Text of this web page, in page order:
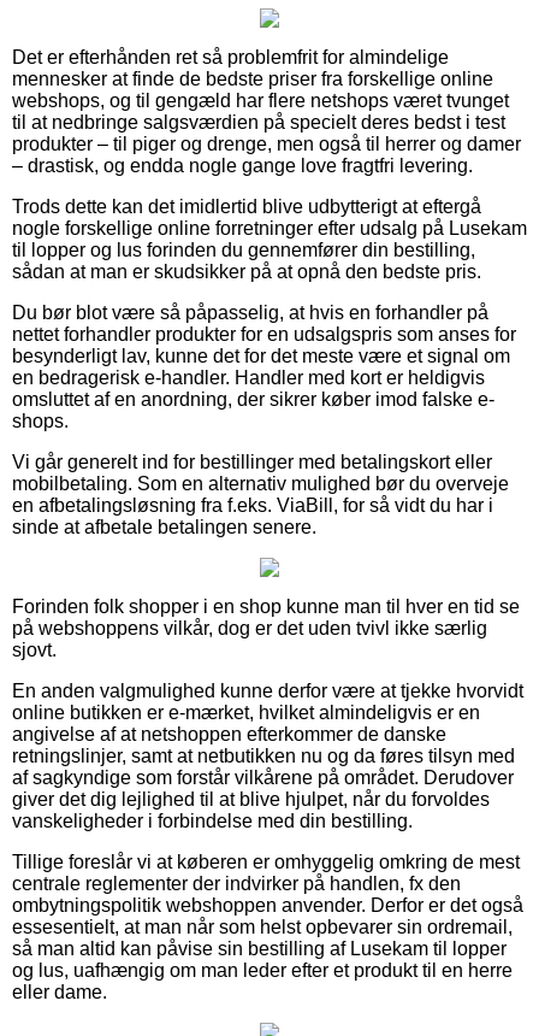
Det er efterhånden ret så problemfrit for almindelige
mennesker at finde de bedste priser fra forskellige online
webshops, og til gengæld har flere netshops været tvunget
til at nedbringe salgsværdien på specielt deres bedst i test
produkter – til piger og drenge, men også til herrer og damer
– drastisk, og endda nogle gange love fragtfri levering.
Trods dette kan det imidlertid blive udbytterigt at eftergå
nogle forskellige online forretninger efter udsalg på Lusekam
til lopper og lus forinden du gennemfører din bestilling,
sådan at man er skudsikker på at opnå den bedste pris.
Du bør blot være så påpasselig, at hvis en forhandler på
nettet forhandler produkter for en udsalgspris som anses for
besynderligt lav, kunne det for det meste være et signal om
en bedragerisk e-handler. Handler med kort er heldigvis
omsluttet af en anordning, der sikrer køber imod falske e-
shops.
Vi går generelt ind for bestillinger med betalingskort eller
mobilbetaling. Som en alternativ mulighed bør du overveje
en afbetalingsløsning fra f.eks. ViaBill, for så vidt du har i
sinde at afbetale betalingen senere.
Forinden folk shopper i en shop kunne man til hver en tid se
på webshoppens vilkår, dog er det uden tvivl ikke særlig
sjovt.
En anden valgmulighed kunne derfor være at tjekke hvorvidt
online butikken er e-mærket, hvilket almindeligvis er en
angivelse af at netshoppen efterkommer de danske
retningslinjer, samt at netbutikken nu og da føres tilsyn med
af sagkyndige som forstår vilkårene på området. Derudover
giver det dig lejlighed til at blive hjulpet, når du forvoldes
vanskeligheder i forbindelse med din bestilling.
Tillige foreslår vi at køberen er omhyggelig omkring de mest
centrale reglementer der indvirker på handlen, fx den
ombytningspolitik webshoppen anvender. Derfor er det også
essesentielt, at man når som helst opbevarer sin ordremail,
så man altid kan påvise sin bestilling af Lusekam til lopper
og lus, uafhængig om man leder efter et produkt til en herre
eller dame.